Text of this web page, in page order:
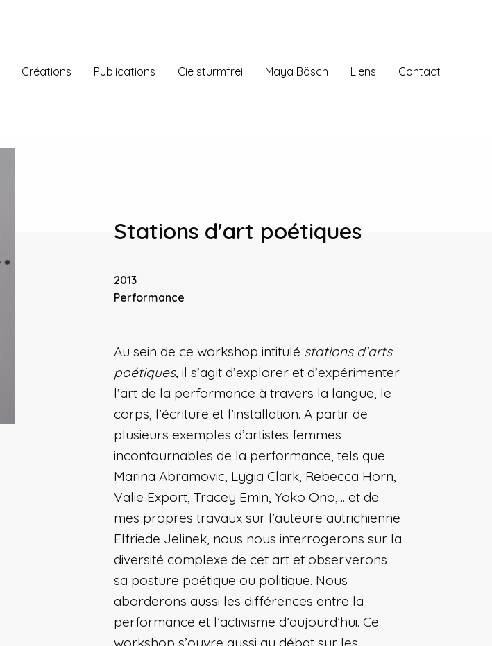
Créations Publications Cie sturmfrei Maya Bösch Liens Contact
Stations d'art poétiques
2013
Performance
Au sein de ce workshop intitulé stations d’arts
poétiques, il s’agit d’explorer et d’expérimenter
l’art de la performance à travers la langue, le
corps, l’écriture et l’installation. A partir de
plusieurs exemples d’artistes femmes
incontournables de la performance, tels que
Marina Abramovic, Lygia Clark, Rebecca Horn,
Valie Export, Tracey Emin, Yoko Ono,… et de
mes propres travaux sur l’auteure autrichienne
Elfriede Jelinek, nous nous interrogerons sur la
diversité complexe de cet art et observerons
sa posture poétique ou politique. Nous
aborderons aussi les différences entre la
performance et l’activisme d’aujourd’hui. Ce
workshop s’ouvre aussi au débat sur les